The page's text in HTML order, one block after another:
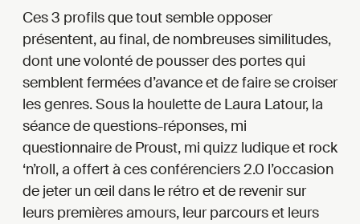
Ces 3 profils que tout semble opposer
présentent, au final, de nombreuses similitudes,
dont une volonté de pousser des portes qui
semblent fermées d’avance et de faire se croiser
les genres. Sous la houlette de Laura Latour, la
séance de questions-réponses, mi
questionnaire de Proust, mi quizz ludique et rock
‘n’roll, a offert à ces conférenciers 2.0 l’occasion
de jeter un œil dans le rétro et de revenir sur
leurs premières amours, leur parcours et leurs